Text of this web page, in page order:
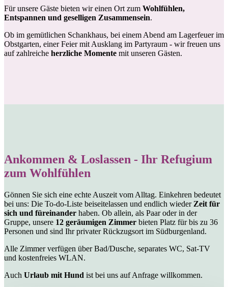
Für unsere Gäste bieten wir einen Ort zum Wohlfühlen,
Entspannen und geselligen Zusammensein.
Ob im gemütlichen Schankhaus, bei einem Abend am Lagerfeuer im
Obstgarten, einer Feier mit Ausklang im Partyraum - wir freuen uns
auf zahlreiche herzliche Momente mit unseren Gästen.
Ankommen & Loslassen - Ihr Refugium
zum Wohlfühlen
Gönnen Sie sich eine echte Auszeit vom Alltag. Einkehren bedeutet
bei uns: Die To-do-Liste beiseitelassen und endlich wieder Zeit für
sich und füreinander haben. Ob allein, als Paar oder in der
Gruppe, unsere 12 geräumigen Zimmer bieten Platz für bis zu 36
Personen und sind Ihr privater Rückzugsort im Südburgenland.
Alle Zimmer verfügen über Bad/Dusche, separates WC, Sat-TV
und kostenfreies WLAN.
Auch Urlaub mit Hund ist bei uns auf Anfrage willkommen.